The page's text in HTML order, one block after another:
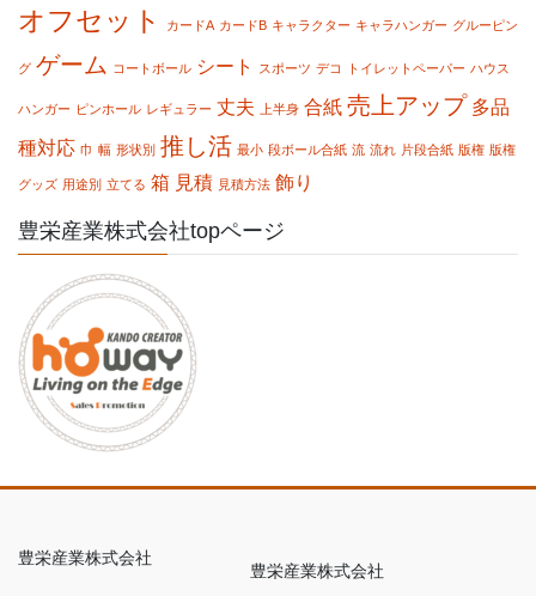
オフセット カードA カードB キャラクター キャラハンガー グルーピン
グ ゲーム コートボール シート スポーツ デコ トイレットペーパー ハウス
ハンガー ピンホール レギュラー 丈夫 上半身 合紙 売上アップ 多品
種対応 巾 幅 形状別 推し活 最小 段ボール合紙 流 流れ 片段合紙 版権 版権
グッズ 用途別 立てる 箱 見積 見積方法 飾り
豊栄産業株式会社topページ
豊栄産業株式会社
豊栄産業株式会社